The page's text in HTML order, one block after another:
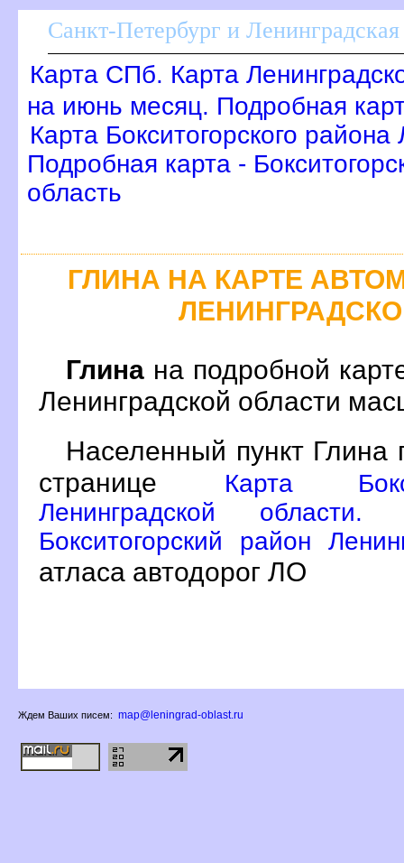
Санкт-Петербург и Ленинградская
Карта СПб. Карта
на июнь месяц. Подробная
Карта Бокситогорского
Подробная карта -
область
ГЛИНА НА КАРТЕ
Глина на подробной
Ленинградской области
Населенный пункт Глина
странице
Карта
Ленинградской
Бокситогорский район
атласа автодорог ЛО
Ждем Ваших писем: map@leningrad-oblast.ru